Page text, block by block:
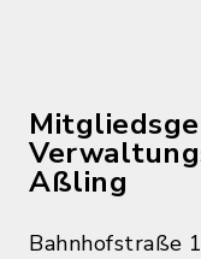
Aßling
Bahnhofstraße 1